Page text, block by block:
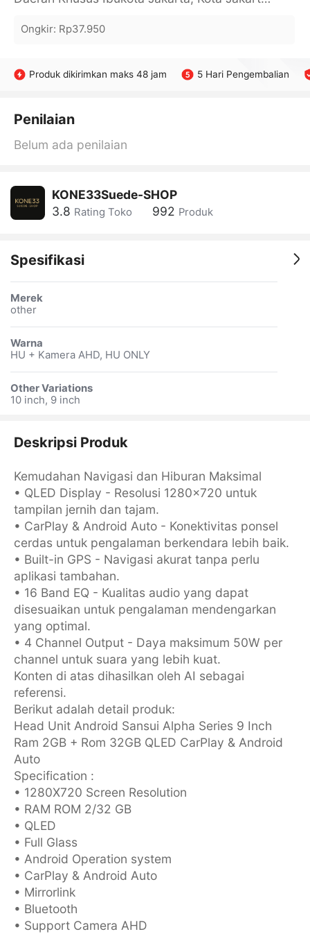
Ongkir: Rp37.950
Produk dikirimkan maks 48 jam 5 Hari Pengembalian
Penilaian
Belum ada penilaian
KONE33Suede-SHOP
3.8 Rating Toko 992 Produk
Spesifikasi
Merek
other
Warna
HU + Kamera AHD, HU ONLY
Other Variations
10 inch, 9 inch
Deskripsi Produk
Kemudahan Navigasi dan Hiburan Maksimal
• QLED Display - Resolusi 1280x720 untuk
tampilan jernih dan tajam.
• CarPlay & Android Auto - Konektivitas ponsel
cerdas untuk pengalaman berkendara lebih baik.
• Built-in GPS - Navigasi akurat tanpa perlu
aplikasi tambahan.
• 16 Band EQ - Kualitas audio yang dapat
disesuaikan untuk pengalaman mendengarkan
yang optimal.
• 4 Channel Output - Daya maksimum 50W per
channel untuk suara yang lebih kuat.
Konten di atas dihasilkan oleh AI sebagai
referensi.
Berikut adalah detail produk:
Head Unit Android Sansui Alpha Series 9 Inch
Ram 2GB + Rom 32GB QLED CarPlay & Android
Auto
Specification :
• 1280X720 Screen Resolution
• RAM ROM 2/32 GB
• QLED
• ⁠Full Glass
• Android Operation system
• CarPlay & Android Auto
• ⁠Mirrorlink
• ⁠Bluetooth
• Support Camera AHD